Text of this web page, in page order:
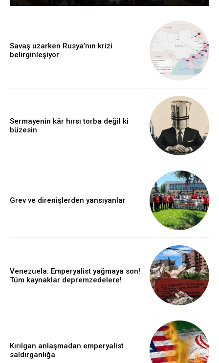
Savaş uzarken Rusya’nın krizi
belirginleşiyor
Sermayenin kâr hırsı torba değil ki
büzesin
Grev ve direnişlerden yansıyanlar
Venezuela: Emperyalist yağmaya son!
Tüm kaynaklar depremzedelere!
Kırılgan anlaşmadan emperyalist
saldırganlığa